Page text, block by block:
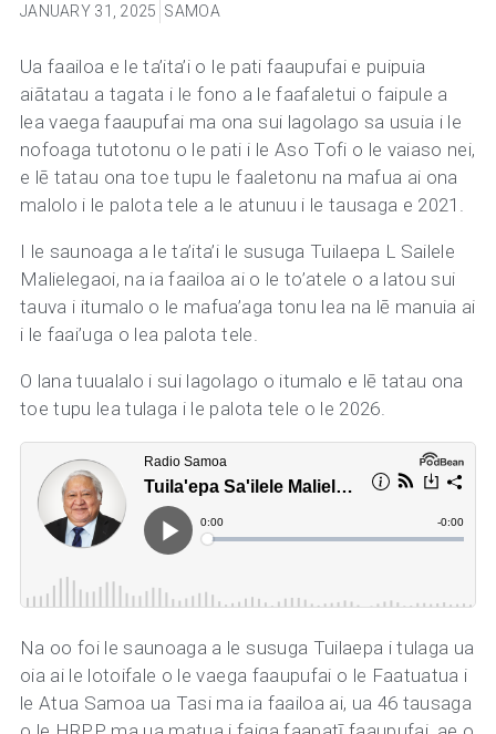
JANUARY 31, 2025 SAMOA
Ua faailoa e le ta’ita’i o le pati faaupufai e puipuia
aiātatau a tagata i le fono a le faafaletui o faipule a
lea vaega faaupufai ma ona sui lagolago sa usuia i le
nofoaga tutotonu o le pati i le Aso Tofi o le vaiaso nei,
e lē tatau ona toe tupu le faaletonu na mafua ai ona
malolo i le palota tele a le atunuu i le tausaga e 2021.
I le saunoaga a le ta’ita’i le susuga Tuilaepa L Sailele
Malielegaoi, na ia faailoa ai o le to’atele o a latou sui
tauva i itumalo o le mafua’aga tonu lea na lē manuia ai
i le faai’uga o lea palota tele.
O lana tuualalo i sui lagolago o itumalo e lē tatau ona
toe tupu lea tulaga i le palota tele o le 2026.
Na oo foi le saunoaga a le susuga Tuilaepa i tulaga ua
oia ai le lotoifale o le vaega faaupufai o le Faatuatua i
le Atua Samoa ua Tasi ma ia faailoa ai, ua 46 tausaga